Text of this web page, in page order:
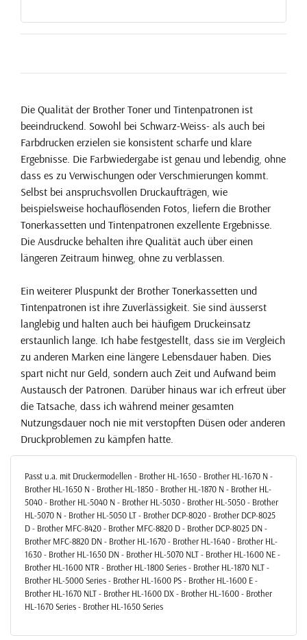
Die Qualität der Brother Toner und Tintenpatronen ist
beeindruckend. Sowohl bei Schwarz-Weiss- als auch bei
Farbdrucken erzielen sie konsistent scharfe und klare
Ergebnisse. Die Farbwiedergabe ist genau und lebendig, ohne
dass es zu Verwischungen oder Verschmierungen kommt.
Selbst bei anspruchsvollen Druckaufträgen, wie
beispielsweise hochauflösenden Fotos, liefern die Brother
Tonerkassetten und Tintenpatronen exzellente Ergebnisse.
Die Ausdrucke behalten ihre Qualität auch über einen
längeren Zeitraum hinweg, ohne zu verblassen.
Ein weiterer Pluspunkt der Brother Tonerkassetten und
Tintenpatronen ist ihre Zuverlässigkeit. Sie sind äusserst
langlebig und halten auch bei häufigem Druckeinsatz
erstaunlich lange. Ich habe festgestellt, dass sie im Vergleich
zu anderen Marken eine längere Lebensdauer haben. Dies
spart nicht nur Geld, sondern auch Zeit und Aufwand beim
Austausch der Patronen. Darüber hinaus war ich erfreut über
die Tatsache, dass ich während meiner gesamten
Nutzungsdauer noch nie mit verstopften Düsen oder anderen
Druckproblemen zu kämpfen hatte.
Passt u.a. mit Druckermodellen - Brother HL-1650 - Brother HL-1670 N -
Brother HL-1650 N - Brother HL-1850 - Brother HL-1870 N - Brother HL-
5040 - Brother HL-5040 N - Brother HL-5030 - Brother HL-5050 - Brother
HL-5070 N - Brother HL-5050 LT - Brother DCP-8020 - Brother DCP-8025
D - Brother MFC-8420 - Brother MFC-8820 D - Brother DCP-8025 DN -
Brother MFC-8820 DN - Brother HL-1670 - Brother HL-1640 - Brother HL-
1630 - Brother HL-1650 DN - Brother HL-5070 NLT - Brother HL-1600 NE -
Brother HL-1600 NTR - Brother HL-1800 Series - Brother HL-1870 NLT -
Brother HL-5000 Series - Brother HL-1600 PS - Brother HL-1600 E -
Brother HL-1670 NLT - Brother HL-1600 DX - Brother HL-1600 - Brother
HL-1670 Series - Brother HL-1650 Series